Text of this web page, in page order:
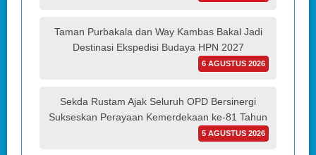
Taman Purbakala dan Way Kambas Bakal Jadi
Destinasi Ekspedisi Budaya HPN 2027
6 AGUSTUS 2026
Sekda Rustam Ajak Seluruh OPD Bersinergi
Sukseskan Perayaan Kemerdekaan ke-81 Tahun
5 AGUSTUS 2026